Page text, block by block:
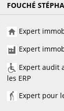
FOUCHÉ
Expert
Expert
Expert audit
les ERP
Expert pour